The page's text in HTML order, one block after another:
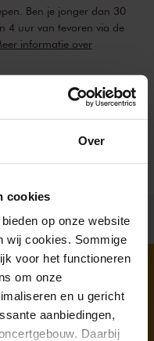
Over
cookies
op onze website
wij cookies. Sommige
voor het functioneren
om onze
en u gericht
aanbiedingen,
Daarbij
Ben je jonger dan 30
4 uur van tevoren via de
informatie over
€ 5 per bestelling. Wilt
Concertgebouwlijn op